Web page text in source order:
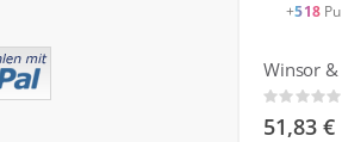
+518
Rating:
0%
51,83 €